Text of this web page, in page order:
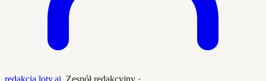
redakcja loty.ai, Zespół redakcyjny ·